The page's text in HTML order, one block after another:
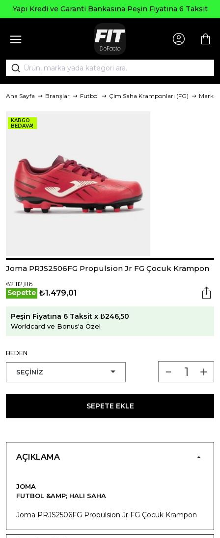
Yapı Kredi ve Garanti Bankasına Peşin Fiyatına 6 Taksit
Ana Sayfa Branşlar Futbol Çim Saha Kramponları (FG) Marka
KARGO
BEDAVA!
Joma PRJS2506FG Propulsion Jr FG Çocuk Krampon
₺2.112,86
Sepette ₺1.479,01
Peşin Fiyatına 6 Taksit x ₺246,50
Worldcard ve Bonus'a Özel
BEDEN
SEPETE EKLE
AÇIKLAMA
JOMA
FUTBOL &AMP; HALI SAHA
Joma PRJS2506FG Propulsion Jr FG Çocuk Krampon